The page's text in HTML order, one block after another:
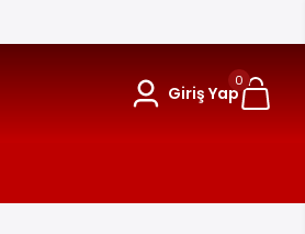
Giriş Yap
0